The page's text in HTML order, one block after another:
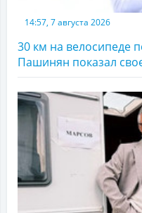
14:57, 7 августа 2026
30 км на велосипеде
Пашинян показал